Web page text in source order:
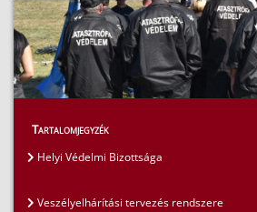
Tartalomjegyzék
Helyi Védelmi Bizottsága
Veszélyelhárítási tervezés rendszere